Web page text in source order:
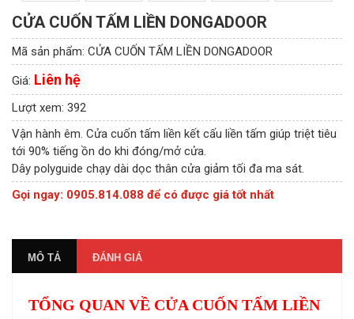
CỬA CUỐN TẤM LIỀN DONGADOOR
Mã sản phẩm: CỬA CUỐN TẤM LIỀN DONGADOOR
Giá: Liên hệ
Lượt xem: 392
Vận hành êm. Cửa cuốn tấm liền kết cấu liền tấm giúp triệt tiêu
tới 90% tiếng ồn do khi đóng/mở cửa.
Dây polyguide chạy dài dọc thân cửa giảm tối đa ma sát.
Gọi ngay: 0905.814.088 để có được giá tốt nhất
MÔ TẢ ĐÁNH GIÁ
TỔNG QUAN VỀ CỬA CUỐN TẤM LIỀN